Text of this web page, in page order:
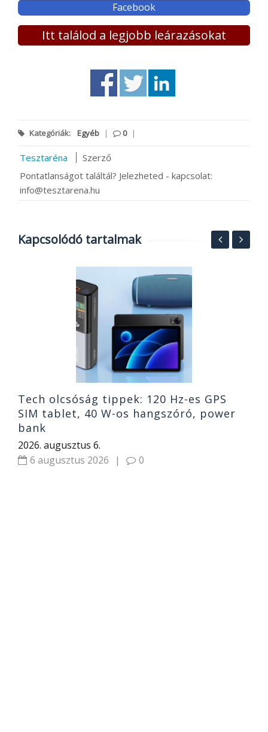
Facebook
Itt találod a legjobb leárazásokat
Kategóriák: Egyéb | 0 |
Tesztaréna
Szerző
Pontatlanságot találtál? Jelezheted - kapcsolat:
info@tesztarena.hu
Kapcsolódó tartalmak
Tech olcsóság tippek: 120 Hz-es GPS
SIM tablet, 40 W-os hangszóró, power
bank
2026. augusztus 6.
6 augusztus 2026
| 0